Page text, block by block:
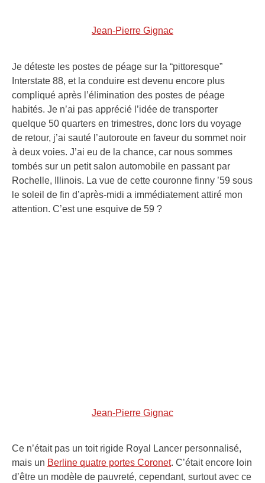
Jean-Pierre Gignac
Je déteste les postes de péage sur la “pittoresque”
Interstate 88, et la conduire est devenu encore plus
compliqué après l’élimination des postes de péage
habités. Je n’ai pas apprécié l’idée de transporter
quelque 50 quarters en trimestres, donc lors du voyage
de retour, j’ai sauté l’autoroute en faveur du sommet noir
à deux voies. J’ai eu de la chance, car nous sommes
tombés sur un petit salon automobile en passant par
Rochelle, Illinois. La vue de cette couronne finny ’59 sous
le soleil de fin d’après-midi a immédiatement attiré mon
attention. C’est une esquive de 59 ?
Jean-Pierre Gignac
Ce n’était pas un toit rigide Royal Lancer personnalisé,
mais un Berline quatre portes Coronet. C’était encore loin
d’être un modèle de pauvreté, cependant, surtout avec ce